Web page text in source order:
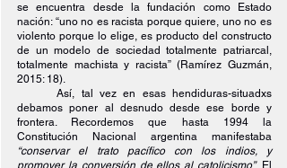
se encuentra desde la fundación como Estado
nación: “uno no es racista porque quiere, uno no es
violento porque lo elige, es producto del constructo
de un modelo de sociedad totalmente patriarcal,
totalmente machista y racista” (Ramírez Guzmán,
2015: 18).
Así, tal vez en esas hendiduras-situadxs
debamos poner al desnudo desde ese borde y
frontera. Recordemos que hasta 1994 la
“conservar el trato pacífico con los indios, y
promover la conversión de ellos al catolicismo”. El